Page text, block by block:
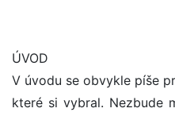
ÚVOD
V úvodu se obvykle píše
které si vybral. Nezbude